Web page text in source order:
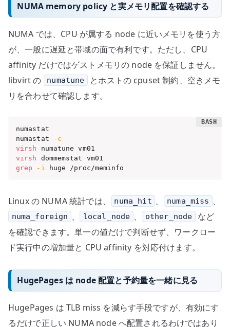
NUMA memory policy と実メモリ配置を確認する
NUMA では、CPU が属する node に近いメモリを使う方
が、一般に遅延と帯域の面で有利です。ただし、CPU
affinity だけではゲストメモリの node を保証しません。
libvirt の
numatune
とホストの cpuset 制約、空きメモ
リを合わせて確認します。
numastat
numastat
-c
virsh
virsh
grep
-i huge /proc/meminfo
Linux の NUMA 統計では、 numa_hit 、 numa_miss 、
numa_foreign 、 local_node 、 other_node
など
を確認できます。単一の値だけで判断せず、ワークロー
ド実行中の増加量と CPU affinity を対応付けます。
HugePages は node 配置と予約量を一緒に見る
HugePages は TLB miss を減らす手段ですが、有効にす
るだけで正しい NUMA node へ配置されるわけではあり